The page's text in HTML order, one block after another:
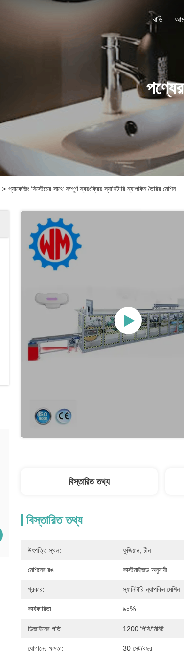
বাড়ি
> প্যাকেজিং সিস্টেমের সাথে সম্পূর্ণ স্বয়ংক্রিয় স্যানিটারি ন্যাপকিন তৈরির মেশিন
বিস্তারিত তথ্য
বিস্তারিত তথ্য
উৎপত্তি স্থল: ফুজিয়ান, চীন
মেশিনের রঙ: কাস্টমাইজড অনুযায়ী
প্রকার: স্যানিটারি ন্যাপকিন মেশিন
কার্যকারিতা: ৯০%
ডিজাইনের গতি: 1200 পিসি/মিনিট
যোগানের ক্ষমতা: 30 সেট/বছর